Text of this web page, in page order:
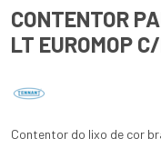
CONTENTOR
LT EUROMOP
Contentor do lixo de cor